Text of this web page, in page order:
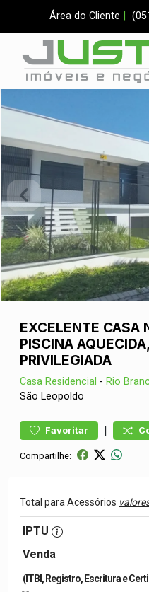
Área do Cliente
EXCELENTE CASA
PISCINA
PRIVILEGIADA
Casa Residencial - Rio
São Leopoldo
Favoritar |
Compartilhe:
Total para Acessórios
IPTU
Venda
(ITBI, Registro, Escritura e